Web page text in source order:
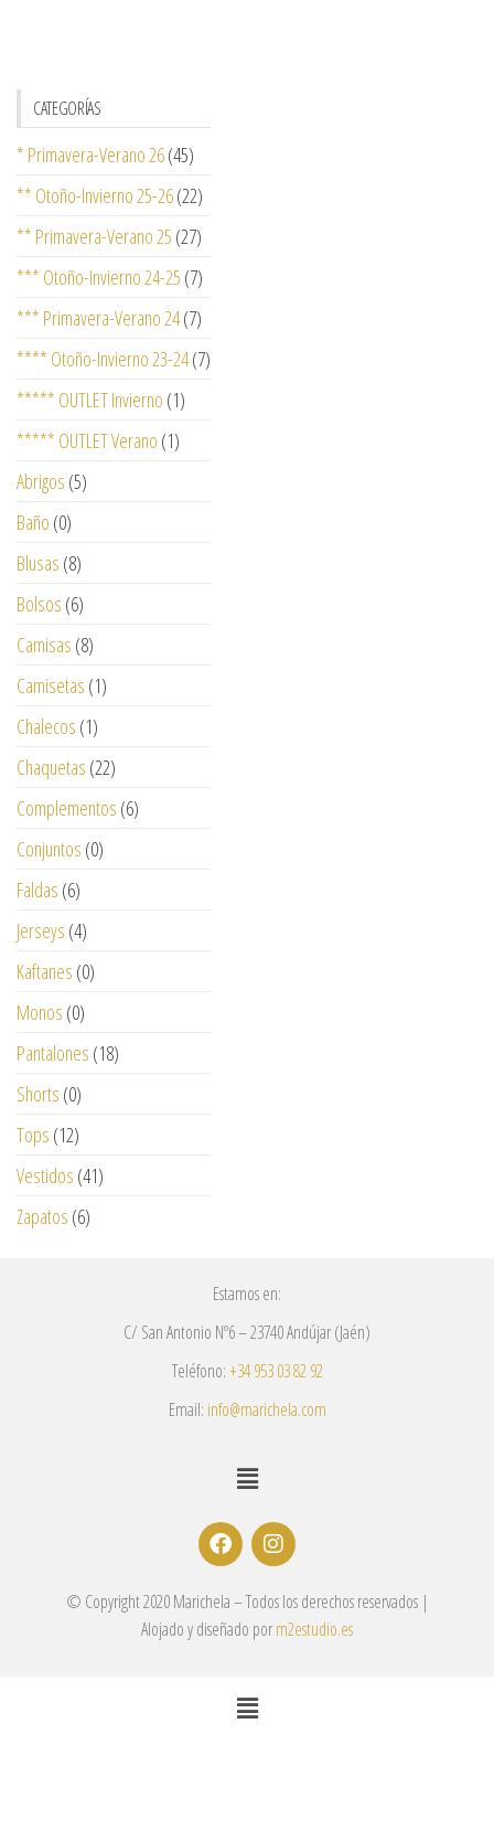
CATEGORÍAS
* Primavera-Verano 26(45)
** Otoño-Invierno 25-26(22)
** Primavera-Verano 25 (27)
*** Otoño-Invierno 24-25 (7)
*** Primavera-Verano 24(7)
**** Otoño-Invierno 23-24(7)
***** OUTLET Invierno (1)
***** OUTLET Verano (1)
Abrigos (5)
Baño (0)
Blusas (8)
Bolsos (6)
Camisas (8)
Camisetas (1)
Chalecos (1)
Chaquetas (22)
Complementos (6)
Conjuntos (0)
Faldas (6)
Jerseys (4)
Kaftanes (0)
Monos (0)
Pantalones (18)
Shorts (0)
Tops (12)
Vestidos (41)
Zapatos (6)
Estamos en:
C/ San Antonio Nº6 – 23740 Andújar (Jaén)
Teléfono:+34 953 03 82 92
Email: info@marichela.com
© Copyright 2020 Marichela – Todos los derechos reservados |
Alojado y diseñado porm2estudio.es